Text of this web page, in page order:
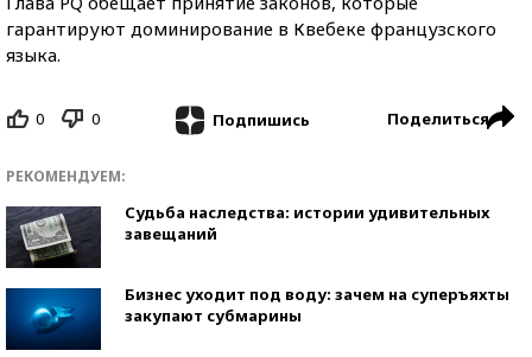
гарантируют доминирование в Квебеке французского
языка.
0 0 Подпишись Поделиться
РЕКОМЕНДУЕМ:
Судьба наследства: истории удивительных
завещаний
Бизнес уходит под воду: зачем на суперъяхты
закупают субмарины